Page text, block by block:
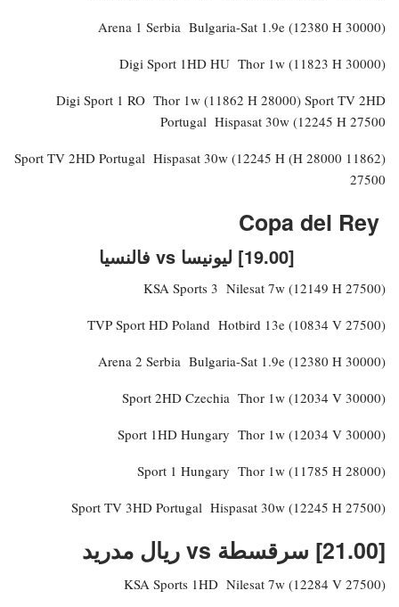
Arena 1 Serbia Bulgaria-Sat 1.9e (12380 H 30000)
Digi Sport 1HD HU Thor 1w (11823 H 30000)
Digi Sport 1 RO Thor 1w (11862 H 28000) Sport TV 2HD
Portugal Hispasat 30w (12245 H 27500
(11862 H 28000) Sport TV 2HD Portugal Hispasat 30w (12245 H
27500
[19.00] ليونيسا vs فالنسيا
KSA Sports 3 Nilesat 7w (12149 H 27500)
TVP Sport HD Poland Hotbird 13e (10834 V 27500)
Arena 2 Serbia Bulgaria-Sat 1.9e (12380 H 30000)
Sport 2HD Czechia Thor 1w (12034 V 30000)
Sport 1HD Hungary Thor 1w (12034 V 30000)
Sport 1 Hungary Thor 1w (11785 H 28000)
Sport TV 3HD Portugal Hispasat 30w (12245 H 27500)
[21.00] سرقسطة vs ريال مدريد
KSA Sports 1HD Nilesat 7w (12284 V 27500)